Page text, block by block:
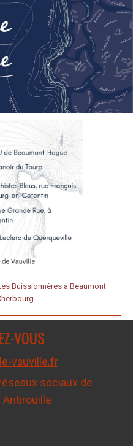
Buissionnères à Beaumont
VOUS
vauville.fr
sociaux de
Antirouille